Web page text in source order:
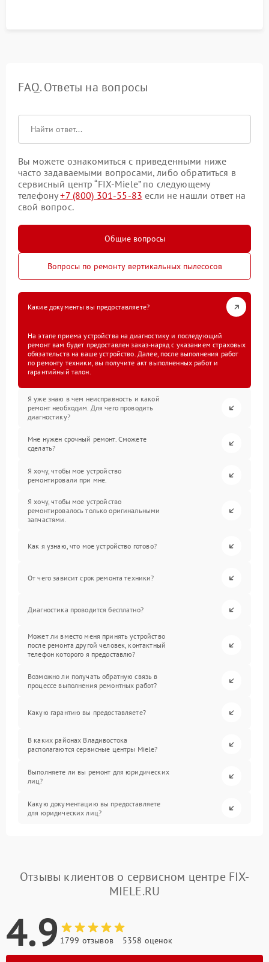
FAQ. Ответы на вопросы
Вы можете ознакомиться с приведенными ниже
часто задаваемыми вопросами, либо обратиться в
сервисный центр “FIX-Miele” по следующему
телефону+7 (800) 301-55-83 если не нашли ответ на
свой вопрос.
Общие вопросы
Вопросы по ремонту вертикальных пылесосов
Какие документы вы предоставляете?
На этапе приема устройства на диагностику и последующий
ремонт вам будет предоставлен заказ-наряд с указанием страховых
обязательств на ваше устройство. Далее, после выполнения работ
по ремонту техники, вы получите акт выполненных работ и
гарантийный талон.
Я уже знаю в чем неисправность и какой
ремонт необходим. Для чего проводить
диагностику?
Мне нужен срочный ремонт. Сможете
сделать?
Я хочу, чтобы мое устройство
ремонтировали при мне.
Я хочу, чтобы мое устройство
ремонтировалось только оригинальными
запчастями.
Как я узнаю, что мое устройство готово?
От чего зависит срок ремонта техники?
Диагностика проводится бесплатно?
Может ли вместо меня принять устройство
после ремонта другой человек, контактный
телефон которого я предоставлю?
Возможно ли получать обратную связь в
процессе выполнения ремонтных работ?
Какую гарантию вы предоставляете?
В каких районах Владивостока
располагаются сервисные центры Miele?
Выполняете ли вы ремонт для юридических
лиц?
Какую документацию вы предоставляете
для юридических лиц?
Отзывы клиентов о сервисном центре FIX-
MIELE.RU
4.9 1799 отзывов 5358 оценок